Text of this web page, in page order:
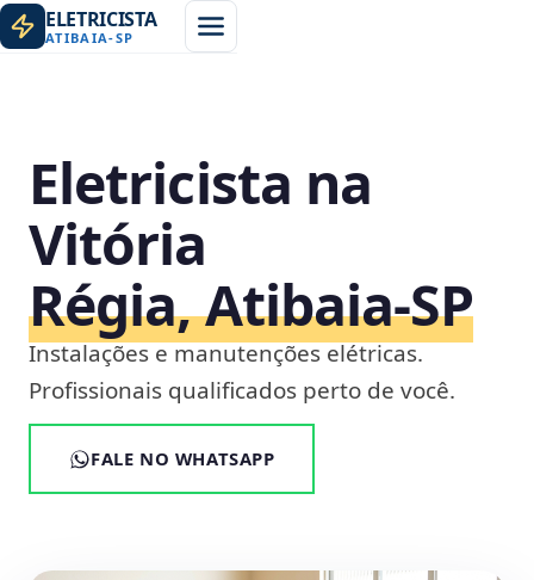
ELETRICISTA
ATIBAIA-SP
Eletricista na
Vitória
Régia, Atibaia‑SP
Instalações e manutenções elétricas.
Profissionais qualificados perto de você.
FALE NO WHATSAPP